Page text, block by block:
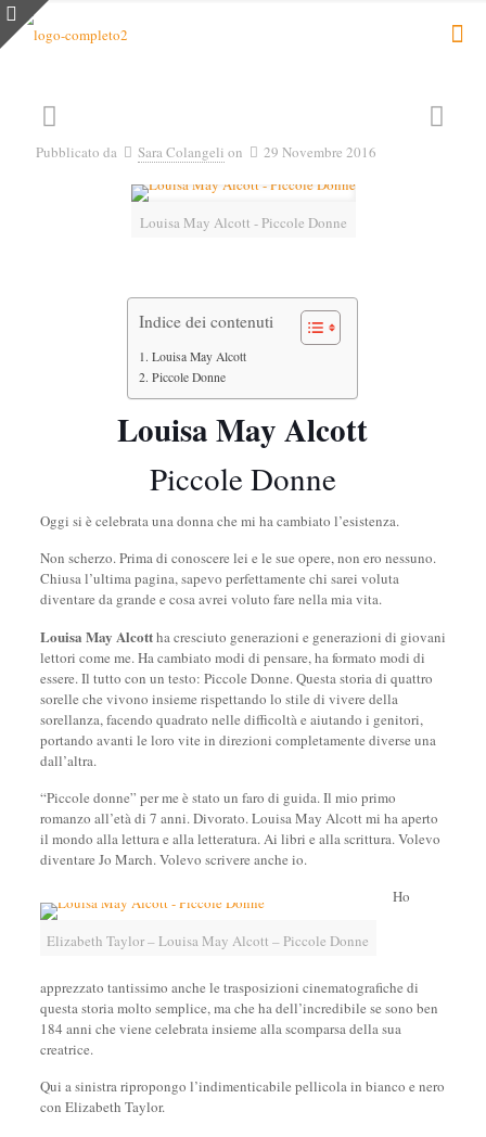
Pubblicato da Sara Colangeli on 29 Novembre 2016
Louisa May Alcott - Piccole Donne
Indice dei contenuti
Louisa May Alcott
Piccole Donne
Louisa May Alcott
Piccole Donne
Oggi si è celebrata una donna che mi ha cambiato l’esistenza.
Non scherzo. Prima di conoscere lei e le sue opere, non ero nessuno.
Chiusa l’ultima pagina, sapevo perfettamente chi sarei voluta
diventare da grande e cosa avrei voluto fare nella mia vita.
Louisa May Alcottha cresciuto generazioni e generazioni di giovani
lettori come me. Ha cambiato modi di pensare, ha formato modi di
essere. Il tutto con un testo: Piccole Donne. Questa storia di quattro
sorelle che vivono insieme rispettando lo stile di vivere della
sorellanza, facendo quadrato nelle difficoltà e aiutando i genitori,
portando avanti le loro vite in direzioni completamente diverse una
dall’altra.
“Piccole donne” per me è stato un faro di guida. Il mio primo
romanzo all’età di 7 anni. Divorato. Louisa May Alcott mi ha aperto
il mondo alla lettura e alla letteratura. Ai libri e alla scrittura. Volevo
diventare Jo March. Volevo scrivere anche io.
Elizabeth Taylor – Louisa May Alcott – Piccole Donne
Ho
apprezzato tantissimo anche le trasposizioni cinematografiche di
questa storia molto semplice, ma che ha dell’incredibile se sono ben
184 anni che viene celebrata insieme alla scomparsa della sua
creatrice.
Qui a sinistra ripropongo l’indimenticabile pellicola in bianco e nero
con Elizabeth Taylor.